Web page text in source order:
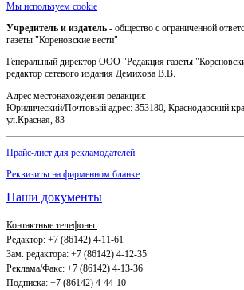
Мы используем cookie
Учредитель и издатель - общество с ограниченной
газеты "Кореновские вести"
Генеральный директор ООО "Редакция газеты
редактор сетевого издания Демихова В.В.
Адрес местонахождения редакции:
Юридический/Почтовый адрес: 353180, Краснодарский
ул.Красная, 83
Прайс-лист для рекламодателей
Реквизиты на фирменном бланке
Наши документы
Контактные телефоны:
Редактор: +7 (86142) 4-11-61
Зам. редактора: +7 (86142) 4-12-35
Реклама/Факс: +7 (86142) 4-13-36
Подписка: +7 (86142) 4-44-10